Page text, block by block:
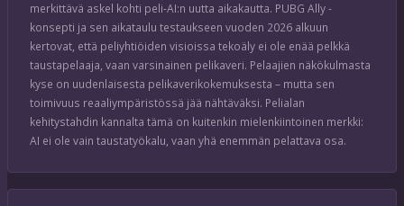
merkittävä askel kohti peli-AI:n uutta aikakautta. PUBG Ally -
konsepti ja sen aikataulu testaukseen vuoden 2026 alkuun
kertovat, että peliyhtiöiden visioissa tekoäly ei ole enää pelkkä
taustapelaaja, vaan varsinainen pelikaveri. Pelaajien näkökulmasta
kyse on uudenlaisesta pelikaverikokemuksesta – mutta sen
toimivuus reaaliympäristössä jää nähtäväksi. Pelialan
kehitystahdin kannalta tämä on kuitenkin mielenkiintoinen merkki:
AI ei ole vain taustatyökalu, vaan yhä enemmän pelattava osa.